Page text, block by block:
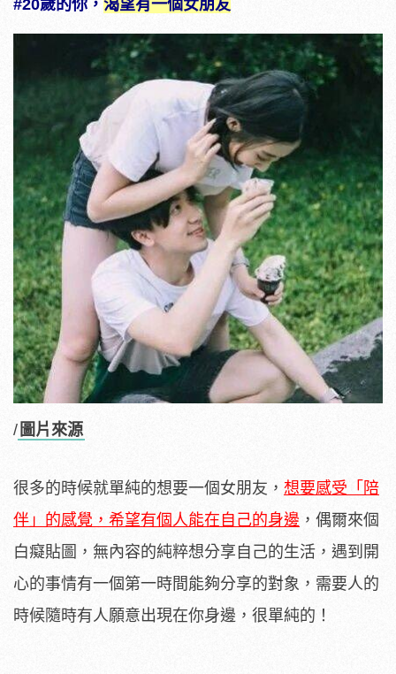
#20歲的你， 渴望有一個女朋友
/ 圖片來源
很多的時候就單純的想要一個女朋友， 想要感受「陪
伴」的感覺，希望有個人能在自己的身邊 ，偶爾來個
白癡貼圖，無內容的純粹想分享自己的生活，遇到開
心的事情有一個第一時間能夠分享的對象，需要人的
時候隨時有人願意出現在你身邊，很單純的！